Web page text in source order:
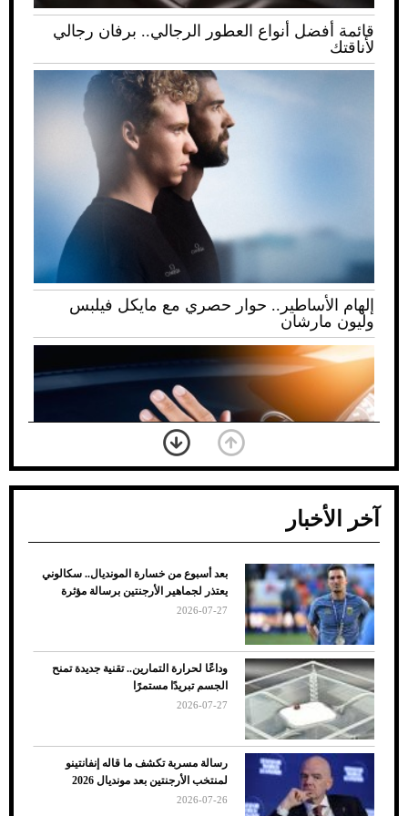
قائمة أفضل أنواع العطور الرجالي.. برفان رجالي
لأناقتك
إلهام الأساطير.. حوار حصري مع مايكل فيلبس
وليون مارشان
ضعف تبريد مكيف السيارة عند الوقوف.. أشهر
الأسباب والحلول
آخر الأخبار
بعد أسبوع من خسارة المونديال.. سكالوني
يعتذر لجماهير الأرجنتين برسالة مؤثرة
2026-07-27
وداعًا لحرارة التمارين.. تقنية جديدة تمنح
الجسم تبريدًا مستمرًا
2026-07-27
رسالة مسربة تكشف ما قاله إنفانتينو
لمنتخب الأرجنتين بعد مونديال 2026
2026-07-26